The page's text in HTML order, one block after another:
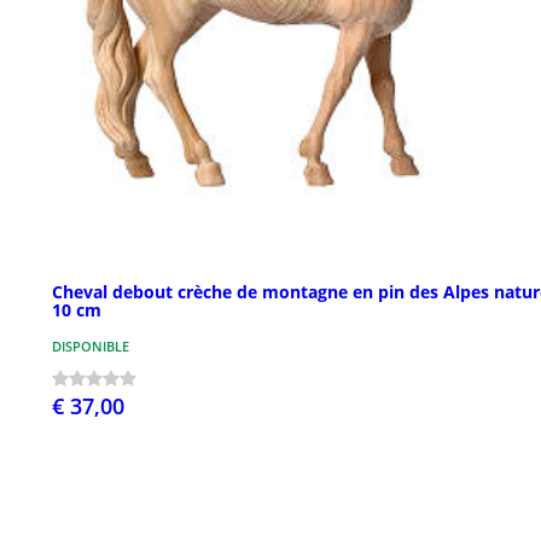
Cheval debout crèche de montagne en pin des Alpes
10 cm
DISPONIBLE
€ 37,00